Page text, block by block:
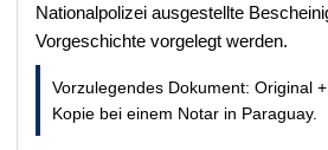
Nationalpolizei ausgestellte
Vorgeschichte vorgelegt werden.
Vorzulegendes Dokument: Original
Kopie bei einem Notar in Paraguay.